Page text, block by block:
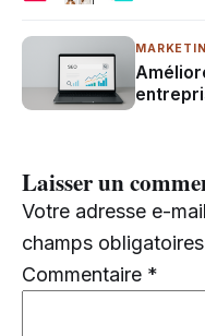
Laisser un
Votre adresse e-
champs
Commentaire *